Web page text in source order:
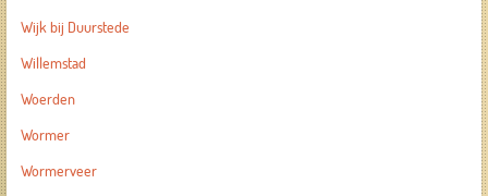
Wijk bij Duurstede
Willemstad
Woerden
Wormer
Wormerveer